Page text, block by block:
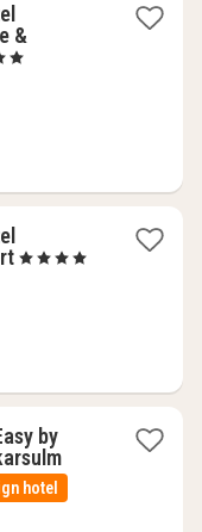
&
2
, 4 Stjerner
by
2
nætter
fra
hotel